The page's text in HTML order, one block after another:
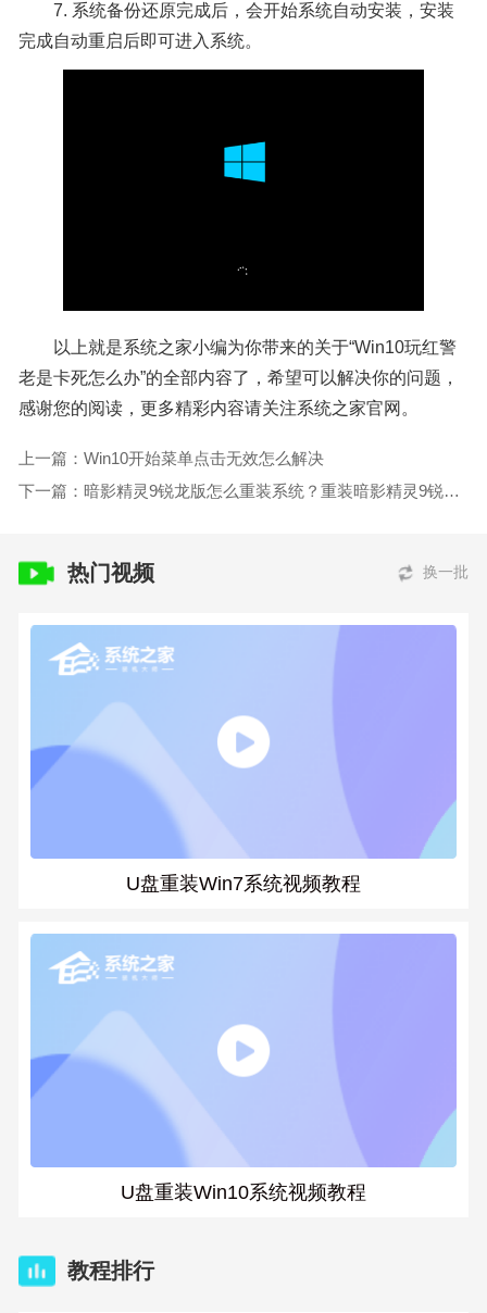
7. 系统备份还原完成后，会开始系统自动安装，安装
完成自动重启后即可进入系统。
以上就是系统之家小编为你带来的关于“Win10玩红警
老是卡死怎么办”的全部内容了，希望可以解决你的问题，
感谢您的阅读，更多精彩内容请关注系统之家官网。
上一篇：Win10开始菜单点击无效怎么解决
下一篇：暗影精灵9锐龙版怎么重装系统？重装暗影精灵9锐龙版的方法
热门视频 换一批
U盘重装Win7系统视频教程
U盘重装Win10系统视频教程
教程排行